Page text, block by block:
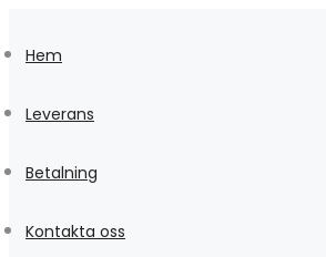
toHem
Leverans
Betalning
Kontakta oss